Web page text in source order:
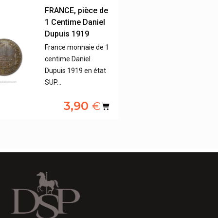
FRANCE, pièce de
1 Centime Daniel
Dupuis 1919
France monnaie de 1
centime Daniel
Dupuis 1919 en état
SUP…
3,90 €